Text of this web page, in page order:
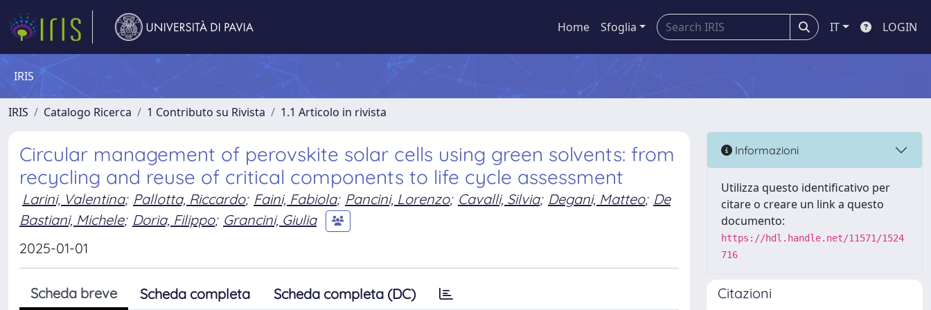
Home Sfoglia IT LOGIN
IRIS
IRIS Catalogo Ricerca 1 Contributo su Rivista 1.1 Articolo in rivista
Circular management of perovskite solar cells using green solvents: from
recycling and reuse of critical components to life cycle assessment
Larini, Valentina; Pallotta, Riccardo; Faini, Fabiola; Pancini, Lorenzo; Cavalli, Silvia; Degani, Matteo; De
Bastiani, Michele; Doria, Filippo; Grancini, Giulia
2025-01-01
Scheda breve Scheda completa Scheda completa (DC)
Informazioni
Utilizza questo identificativo per
citare o creare un link a questo
documento:
https://hdl.handle.net/11571/1524
716
Citazioni